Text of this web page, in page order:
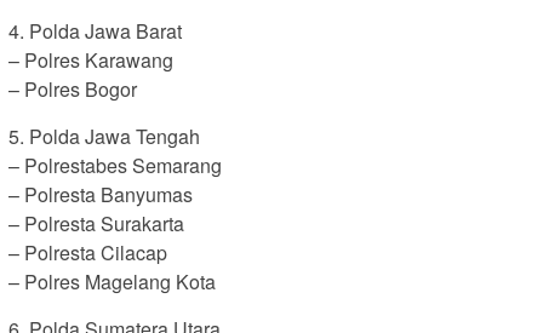
4. Polda Jawa Barat
– Polres Karawang
– Polres Bogor
5. Polda Jawa Tengah
– Polrestabes Semarang
– Polresta Banyumas
– Polresta Surakarta
– Polresta Cilacap
– Polres Magelang Kota